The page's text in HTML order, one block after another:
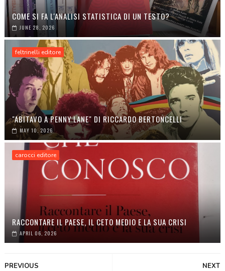
COME SI FA L'ANALISI STATISTICA DI UN TESTO?
JUNE 28, 2026
feltrinelli editore
"ABITAVO A PENNY LANE" DI RICCARDO BERTONCELLI
MAY 10, 2026
carocci editore
RACCONTARE IL PAESE, IL CETO MEDIO E LA SUA CRISI
APRIL 06, 2026
NEXT
PREVIOUS